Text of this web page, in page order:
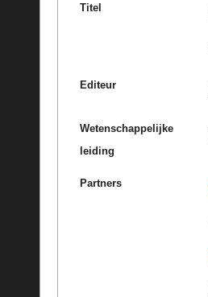
Titel
Editeur
Wetenschappelijke
leiding
Partners